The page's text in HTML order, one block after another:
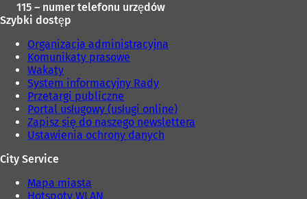
w
e
k
a
r
c
i
e
)
115 – numer telefonu urzędów
Szybki dostęp
Organizacja administracyjna
Komunikaty prasowe
Wakaty
System informacyjny Rady
Przetargi publiczne
Portal usługowy (usługi online)
Zapisz się do naszego newslettera
Ustawienia ochrony danych
City Service
Mapa miasta
Hotspoty WLAN